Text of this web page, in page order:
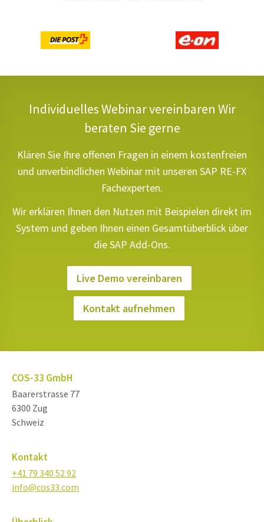
Individuelles Webinar vereinbaren Wir
beraten Sie gerne
Klären Sie Ihre offenen Fragen in einem kostenfreien
und unverbindlichen Webinar mit unseren SAP RE-FX
Fachexperten.
Wir erklären Ihnen den Nutzen mit Beispielen direkt im
System und geben Ihnen einen Gesamtüberblick über
die SAP Add-Ons.
Live Demo vereinbaren
Kontakt aufnehmen
COS-33 GmbH
Baarerstrasse 77
6300 Zug
Schweiz
Kontakt
+41 79 340 52 92
info@cos33.com